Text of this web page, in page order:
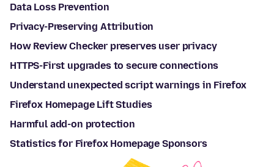
Data Loss Prevention
Privacy-Preserving Attribution
How Review Checker preserves user privacy
HTTPS-First upgrades to secure connections
Understand unexpected script warnings in Firefox
Firefox Homepage Lift Studies
Harmful add-on protection
Statistics for Firefox Homepage Sponsors